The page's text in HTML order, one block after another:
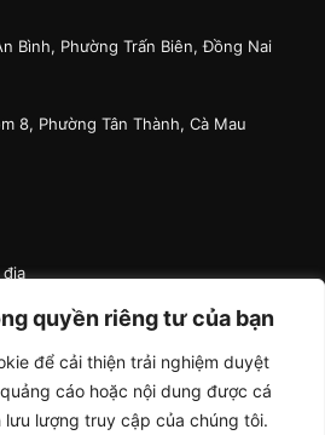
quyền riêng tư của bạn
để cải thiện trải nghiệm duyệt
cáo hoặc nội dung được cá
lưu lượng truy cập của chúng tôi.
Bình, Phường Trấn Biên, Đồng Nai
8, Phường Tân Thành, Cà Mau
tế